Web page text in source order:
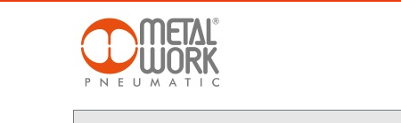
text.skipToContent
text.skipToNavigation